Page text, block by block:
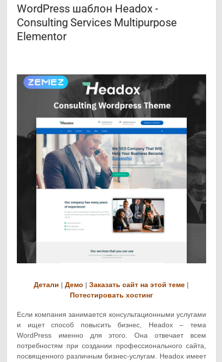
WordPress шаблон Headox -
Consulting Services Multipurpose
Elementor
Детали |Демо |Заказать сайт на этой теме |
Потестировать хостинг
Если компания занимается консультационными услугами
и ищет способ повысить бизнес, Headox – тема
WordPress именно для этого. Она отвечает всем
потребностям при создании профессионального сайта,
посвященного различным бизнес-услугам. Headox имеет